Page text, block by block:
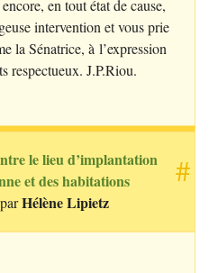
en tout état de cause,
intervention et vous prie
la Sénatrice, à l’expression
respectueux. J.P.Riou.
#
le lieu d’implantation
et des habitations
Hélène Lipietz